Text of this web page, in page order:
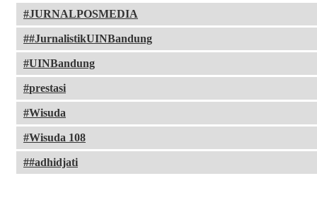
JURNALPOSMEDIA
#JurnalistikUINBandung
UINBandung
prestasi
Wisuda
Wisuda 108
#adhidjati